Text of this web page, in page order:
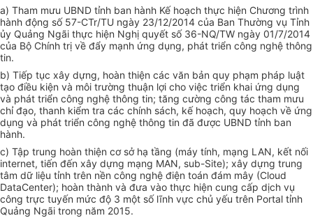
a) Tham mưu UBND tỉnh ban hành Kế hoạch thực hiện Chương trình
hành động số 57-CTr/TU ngày 23/12/2014 của Ban Thường vụ Tỉnh
ủy Quảng Ngãi thực hiện Nghị quyết số 36-NQ/TW ngày 01/7/2014
của Bộ Chính trị về đẩy mạnh ứng dụng, phát triển công nghệ thông
tin.
b) Tiếp tục xây dựng, hoàn thiện các văn bản quy phạm pháp luật
tạo điều kiện và môi trường thuận lợi cho việc triển khai ứng dụng
và phát triển công nghệ thông tin; tăng cường công tác tham mưu
chỉ đạo, thanh kiểm tra các chính sách, kế hoạch, quy hoạch về ứng
dụng và phát triển công nghệ thông tin đã được UBND tỉnh ban
hành.
c) Tập trung hoàn thiện cơ sở hạ tầng (máy tính, mạng LAN, kết nối
internet, tiến đến xây dựng mạng MAN, sub-Site); xây dựng trung
tâm dữ liệu tỉnh trên nền công nghệ điện toán đám mây (Cloud
DataCenter); hoàn thành và đưa vào thực hiện cung cấp dịch vụ
công trực tuyến mức độ 3 một số lĩnh vực chủ yếu trên Portal tỉnh
Quảng Ngãi trong năm 2015.